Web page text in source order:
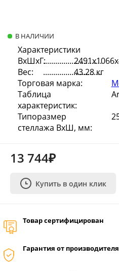
В НАЛИЧИИ
Характеристики
ВхШхГ:
Вес:
43.28 кг
Торговая марка:
Таблица
характеристик:
Типоразмер
стеллажа ВхШ, мм:
13 744₽
Купить в один клик
Товар сертифицирован
Гарантия от производителя